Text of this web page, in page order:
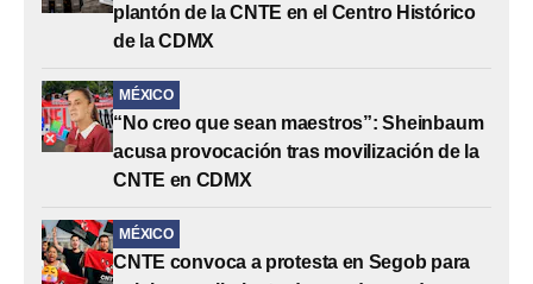
plantón de la CNTE en el Centro Histórico
de la CDMX
MÉXICO
“No creo que sean maestros”: Sheinbaum
acusa provocación tras movilización de la
CNTE en CDMX
MÉXICO
CNTE convoca a protesta en Segob para